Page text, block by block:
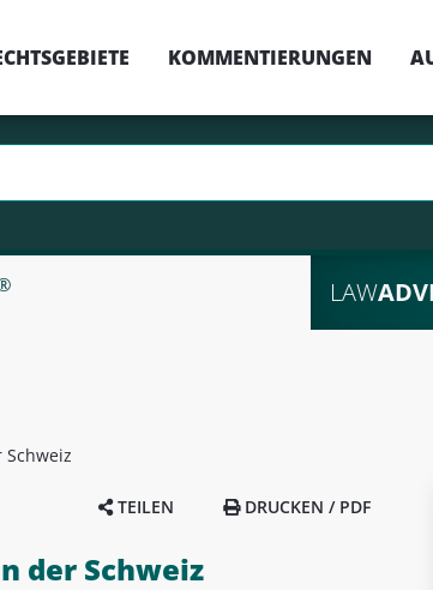
KOMMENTIERUNGEN
LAW
TEILEN DRUCKEN / PDF
der Schweiz